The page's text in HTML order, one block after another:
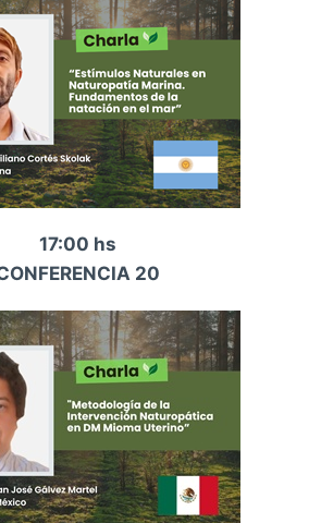
17:00 hs
20